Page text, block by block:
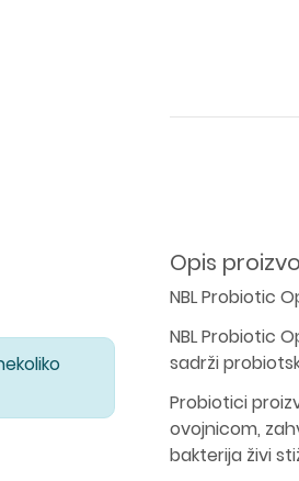
Opis
NBL Probiotic
NBL Probiotic
sadrži
Probiotici
ovojnicom,
bakterija živi